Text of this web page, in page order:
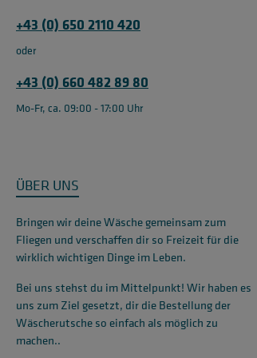
+43 (0) 650 2110 420
oder
+43 (0) 660 482 89 80
Mo-Fr, ca. 09:00 - 17:00 Uhr
ÜBER UNS
Bringen wir deine Wäsche gemeinsam zum
Fliegen und verschaffen dir so Freizeit für die
wirklich wichtigen Dinge im Leben.
Bei uns stehst du im Mittelpunkt! Wir haben es
uns zum Ziel gesetzt, dir die Bestellung der
Wäscherutsche so einfach als möglich zu
machen..